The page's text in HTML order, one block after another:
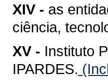
XIV - as
ciência,
XV - Instituto
IPARDES.